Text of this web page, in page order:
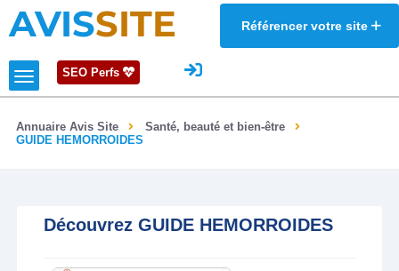
AVISSITE Référencer votre site
SEO Perfs
Annuaire Avis Site
Santé, beauté et bien-être
GUIDE HEMORROIDES
Découvrez GUIDE HEMORROIDES